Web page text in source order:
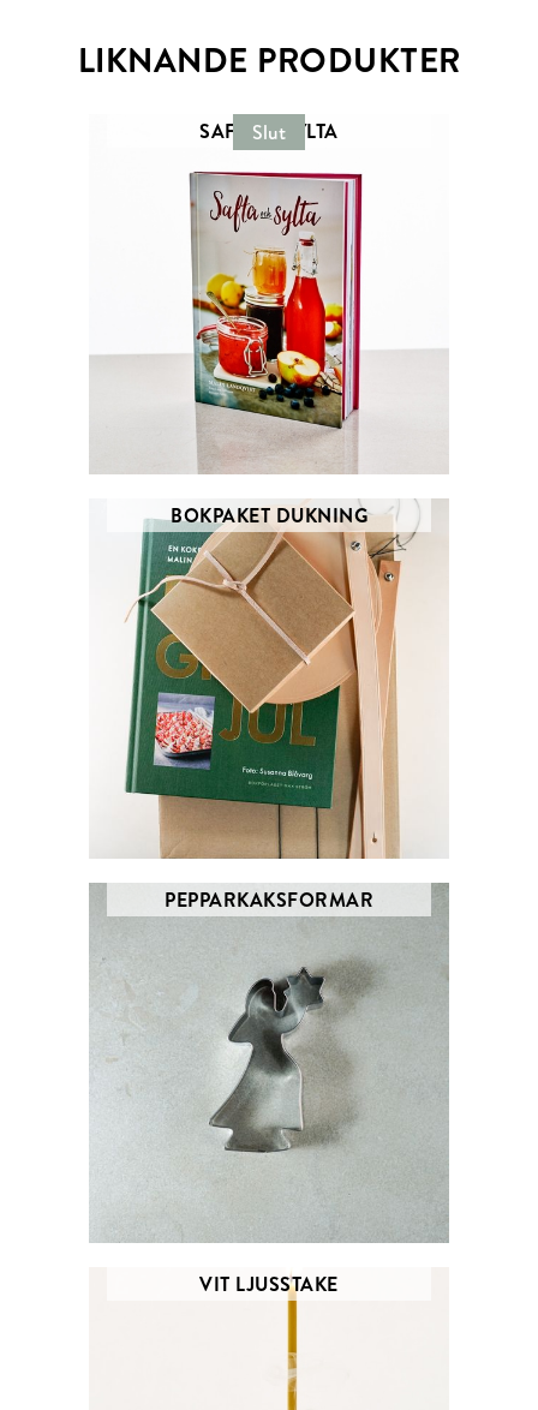
LIKNANDE PRODUKTER
SAFTA & SYLTA
Slut
BOKPAKET DUKNING
PEPPARKAKSFORMAR
VIT LJUSSTAKE